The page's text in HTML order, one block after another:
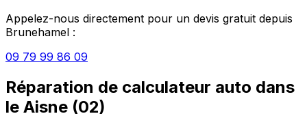
Appelez-nous directement pour un devis gratuit depuis
Brunehamel :
09 79 99 86 09
Réparation de calculateur auto dans
le Aisne (02)